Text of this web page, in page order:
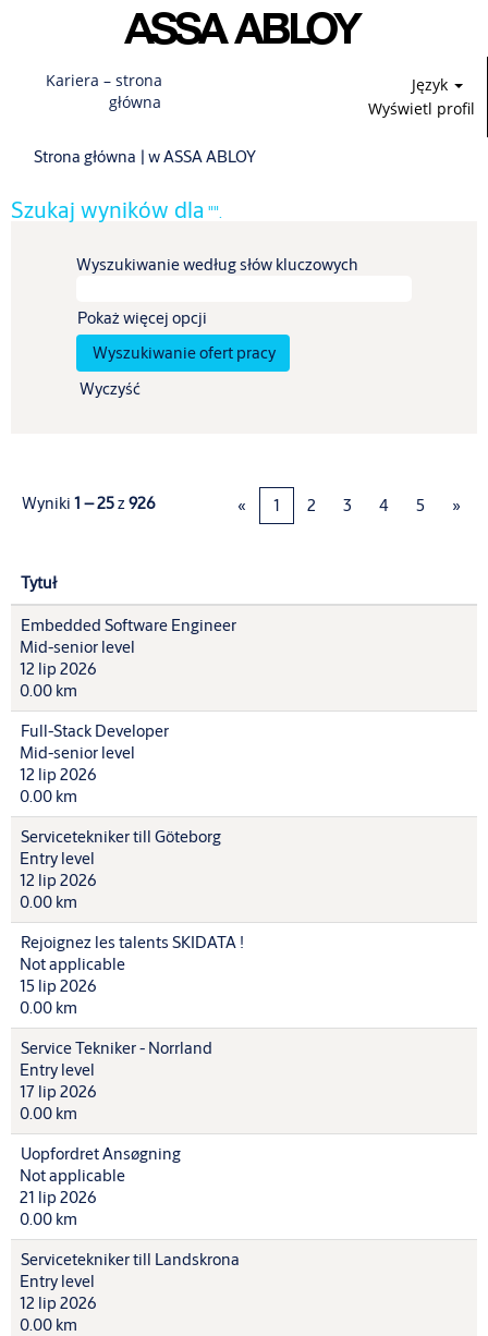
Kariera – strona
główna
Język
Wyświetl profil
Strona główna | w ASSA ABLOY(bieżąca
Szukaj wyników dla "".
Wyszukiwanie według słów kluczowych
Pokaż więcej opcji
Wyczyść
Wyniki 1 – 25z926 « 1 2 3 4 5 »
Tytuł
Embedded Software Engineer
Mid-senior level
12 lip 2026
0.00 km
Full-Stack Developer
Mid-senior level
12 lip 2026
0.00 km
Servicetekniker till Göteborg
Entry level
12 lip 2026
0.00 km
Rejoignez les talents SKIDATA !
Not applicable
15 lip 2026
0.00 km
Service Tekniker - Norrland
Entry level
17 lip 2026
0.00 km
Uopfordret Ansøgning
Not applicable
21 lip 2026
0.00 km
Servicetekniker till Landskrona
Entry level
12 lip 2026
0.00 km